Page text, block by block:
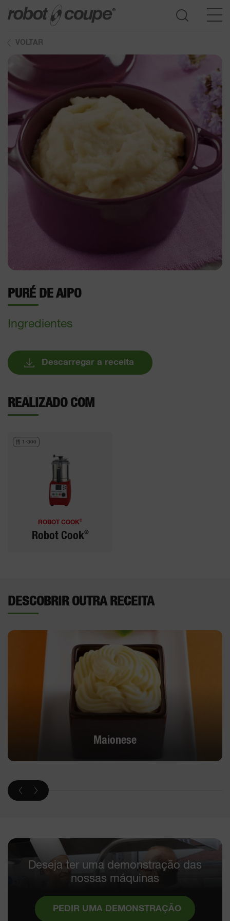
VOLTAR
PURÉ DE AIPO
Ingredientes
Descarregar a receita
REALIZADO COM
1-300
ROBOT COOK ®
Robot Cook®
DESCOBRIR OUTRA RECEITA
Maionese
Deseja ter uma demonstração das
nossas máquinas
PEDIR UMA DEMONSTRAÇÃO
Consultar o Guia de seleção